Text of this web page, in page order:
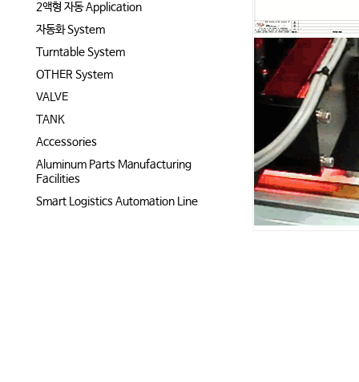
2액형 자동 Application
자동화 System
Turntable System
OTHER System
VALVE
TANK
Accessories
Aluminum Parts Manufacturing
Facilities
Smart Logistics Automation Line